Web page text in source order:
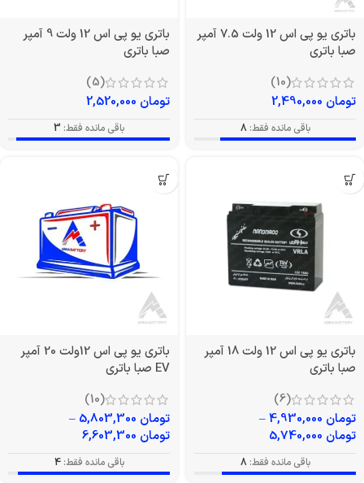
باتری یو پی اس 12 ولت 7.5 آمپر
صبا باتری
(10)
تومان
باقی مانده فقط: 8
باتری یو پی اس 12 ولت 9 آمپر
صبا باتری
(5)
تومان
باقی مانده فقط: 3
باتری یو پی اس 12 ولت 18 آمپر
صبا باتری
(6)
تومان
–
تومان
باقی مانده فقط: 8
باتری یو پی اس 12ولت 20 آمپر
EV صبا باتری
(10)
تومان
–
تومان
باقی مانده فقط: 4